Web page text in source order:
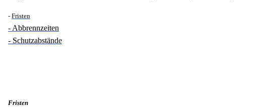
- Fristen
- Abbrennzeiten
- Schutzabstände
Fristen